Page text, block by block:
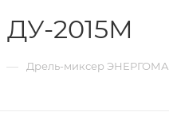
2015М
— Дрель-миксер